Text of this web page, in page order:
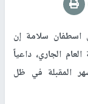
اسطفان سلامة إن
الجاري، داعياً
المقبلة في ظل